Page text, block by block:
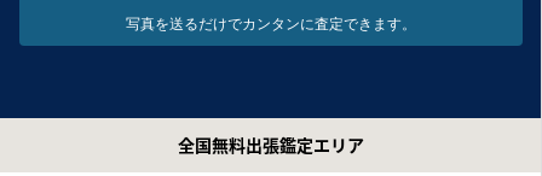
写真を送るだけでカンタンに査定できます。
全国無料出張鑑定エリア